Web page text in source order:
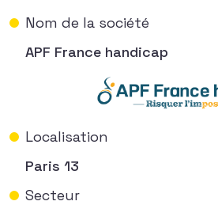
Nom de la société
APF France handicap
Localisation
Paris 13
Secteur